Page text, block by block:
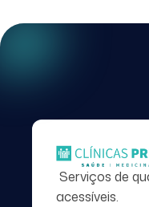
Serviços de
acessíveis.